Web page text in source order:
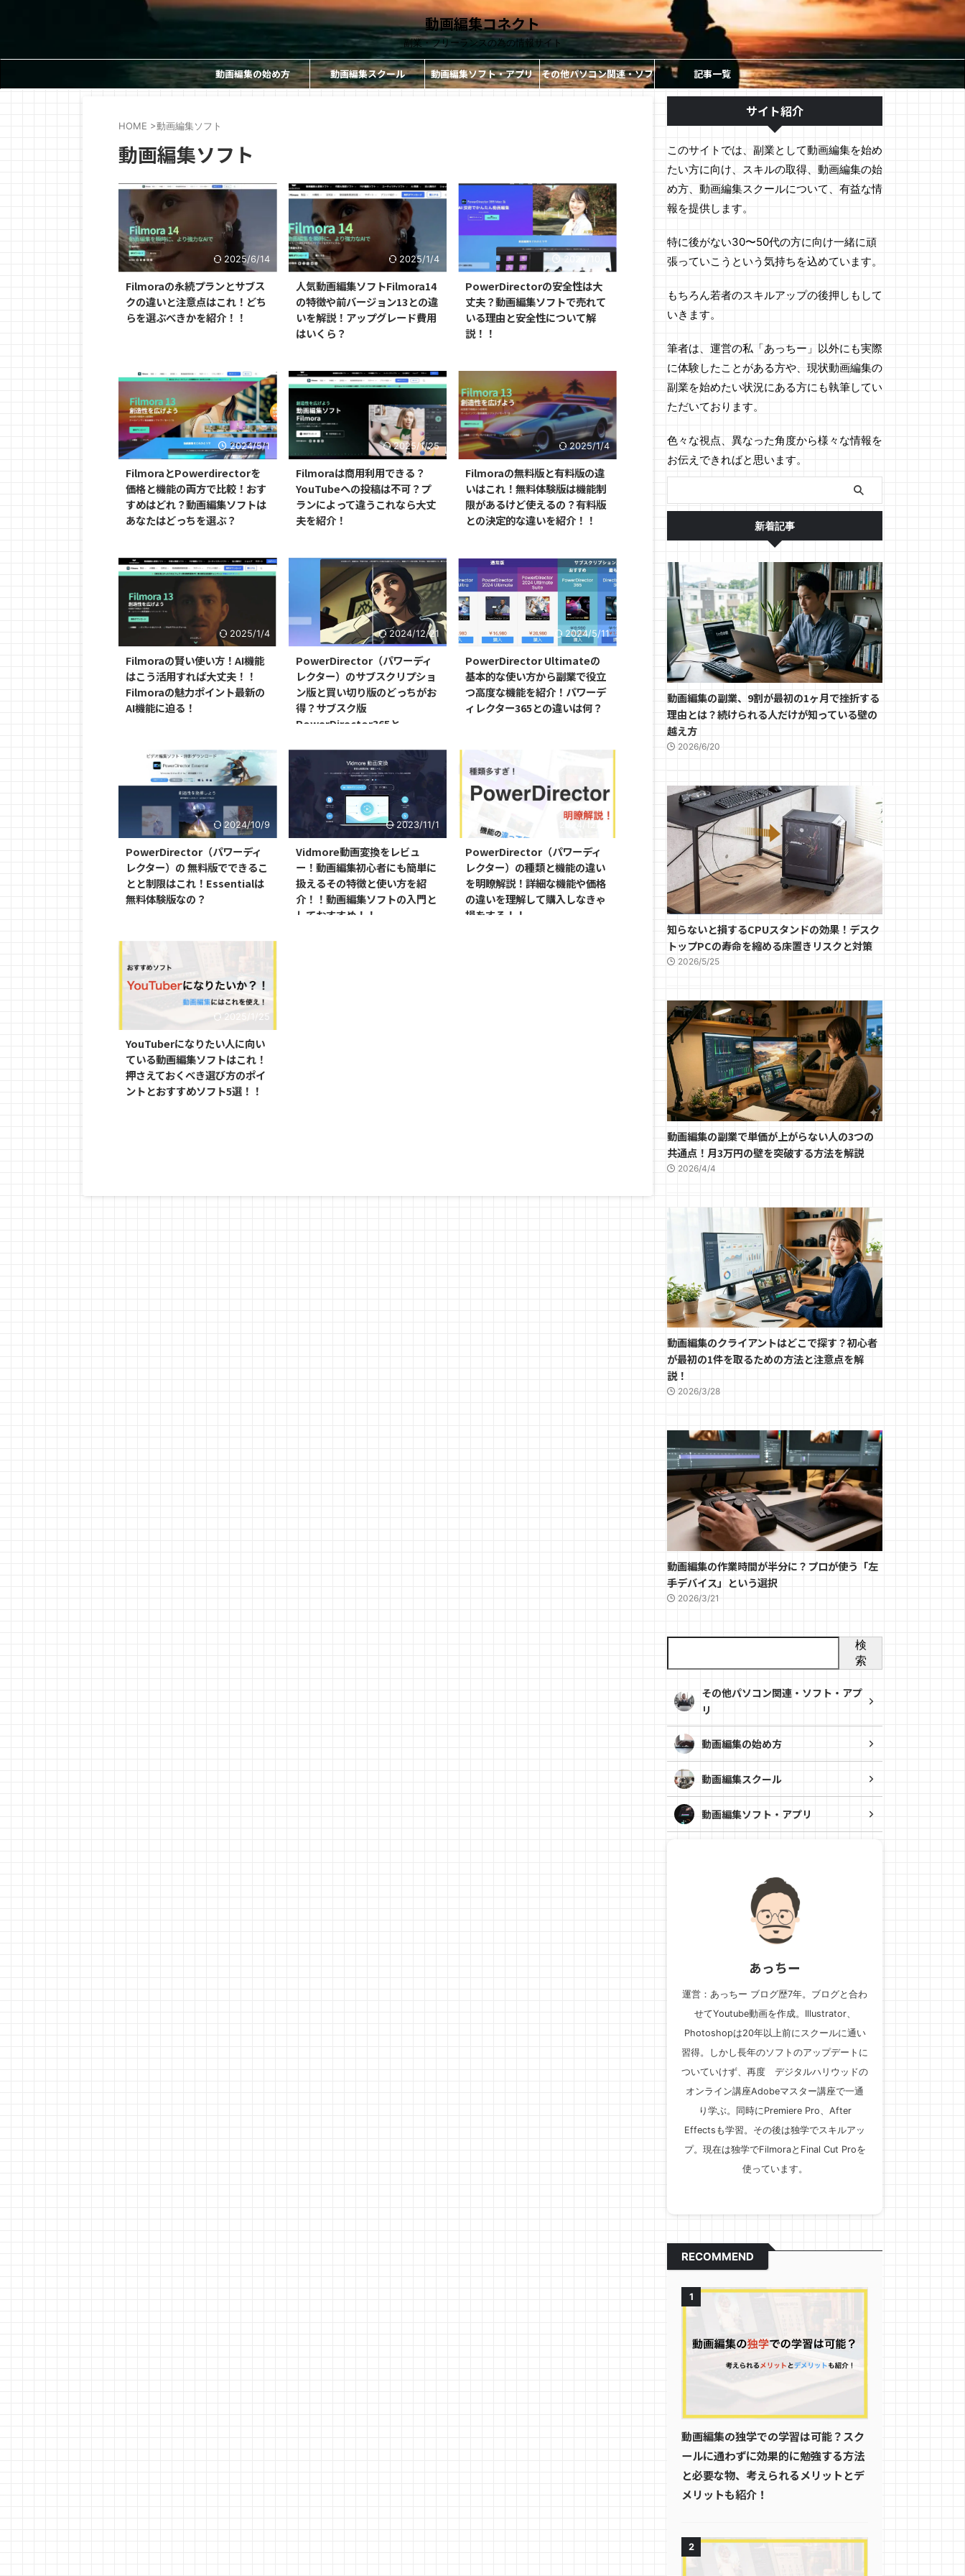
動画編集コネクト
副業・フリーランスの為の情報サイト
動画編集の始め方 動画編集スクール 動画編集ソフト・アプリ その他パソコン関連・ソフ 記事一覧
HOME >動画編集ソフト
動画編集ソフト
2025/6/14
Filmoraの永続プランとサブス
クの違いと注意点はこれ！どち
らを選ぶべきかを紹介！！
2025/1/4
人気動画編集ソフトFilmora14
の特徴や前バージョン13との違
いを解説！アップグレード費用
はいくら？
2024/10/9
PowerDirectorの安全性は大
丈夫？動画編集ソフトで売れて
いる理由と安全性について解
説！！
2024/5/1
FilmoraとPowerdirectorを
価格と機能の両方で比較！おす
すめはどれ？動画編集ソフトは
あなたはどっちを選ぶ？
2025/1/25
Filmoraは商用利用できる？
YouTubeへの投稿は不可？プ
ランによって違うこれなら大丈
夫を紹介！
2025/1/4
Filmoraの無料版と有料版の違
いはこれ！無料体験版は機能制
限があるけど使えるの？有料版
との決定的な違いを紹介！！
2025/1/4
Filmoraの賢い使い方！AI機能
はこう活用すれば大丈夫！！
Filmoraの魅力ポイント最新の
AI機能に迫る！
2024/12/21
PowerDirector（パワーディ
レクター）のサブスクリプショ
ン版と買い切り版のどっちがお
得？サブスク版
PowerDirector365と
徹底比較！！
2024/5/11
PowerDirector Ultimateの
基本的な使い方から副業で役立
つ高度な機能を紹介！パワーデ
ィレクター365との違いは何？
2024/10/9
PowerDirector（パワーディ
レクター）の 無料版でできるこ
とと制限はこれ！Essentialは
無料体験版なの？
2023/11/1
Vidmore動画変換をレビュ
ー！動画編集初心者にも簡単に
扱えるその特徴と使い方を紹
介！！動画編集ソフトの入門と
しておすすめ！！
PowerDirector（パワーディ
レクター）の種類と機能の違い
を明瞭解説！詳細な機能や価格
の違いを理解して購入しなきゃ
損をする！！
2025/1/25
YouTuberになりたい人に向い
ている動画編集ソフトはこれ！
押さえておくべき選び方のポイ
ントとおすすめソフト5選！！
サイト紹介
このサイトでは、副業として動画編集を始め
たい方に向け、スキルの取得、動画編集の始
め方、動画編集スクールについて、有益な情
報を提供します。
特に後がない30〜50代の方に向け一緒に頑
張っていこうという気持ちを込めています。
もちろん若者のスキルアップの後押しもして
いきます。
筆者は、運営の私「あっちー」以外にも実際
に体験したことがある方や、現状動画編集の
副業を始めたい状況にある方にも執筆してい
ただいております。
色々な視点、異なった角度から様々な情報を
お伝えできればと思います。
新着記事
動画編集の副業、9割が最初の1ヶ月で挫折する
理由とは？続けられる人だけが知っている壁の
越え方
2026/6/20
知らないと損するCPUスタンドの効果！デスク
トップPCの寿命を縮める床置きリスクと対策
2026/5/25
動画編集の副業で単価が上がらない人の3つの
共通点！月3万円の壁を突破する方法を解説
2026/4/4
動画編集のクライアントはどこで探す？初心者
が最初の1件を取るための方法と注意点を解
説！
2026/3/28
動画編集の作業時間が半分に？プロが使う「左
手デバイス」という選択
2026/3/21
検
索
その他パソコン関連・ソフト・アプ
リ
動画編集の始め方
動画編集スクール
動画編集ソフト・アプリ
あっちー
運営：あっちー ブログ歴7年。ブログと合わ
せてYoutube動画を作成。Illustrator、
Photoshopは20年以上前にスクールに通い
習得。しかし長年のソフトのアップデートに
ついていけず、再度 デジタルハリウッドの
オンライン講座Adobeマスター講座で一通
り学ぶ。同時にPremiere Pro、After
Effectsも学習。その後は独学でスキルアッ
プ。現在は独学でFilmoraとFinal Cut Proを
使っています。
RECOMMEND
1
動画編集の独学での学習は可能？スク
ールに通わずに効果的に勉強する方法
と必要な物、考えられるメリットとデ
メリットも紹介！
2